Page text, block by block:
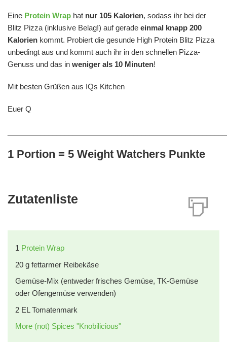
Eine Protein Wrap hat nur 105 Kalorien, sodass ihr bei der
Blitz Pizza (inklusive Belag!) auf gerade einmal knapp 200
Kalorien kommt. Probiert die gesunde High Protein Blitz Pizza
unbedingt aus und kommt auch ihr in den schnellen Pizza-
Genuss und das in weniger als 10 Minuten!
Mit besten Grüßen aus IQs Kitchen
Euer Q
1 Portion = 5 Weight Watchers Punkte
Zutatenliste
1 Protein Wrap
20 g fettarmer Reibekäse
Gemüse-Mix (entweder frisches Gemüse, TK-Gemüse
oder Ofengemüse verwenden)
2 EL Tomatenmark
More (not) Spices "Knobilicious"